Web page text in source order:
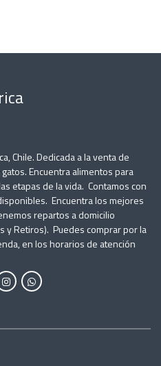
Chile. Dedicada a la venta de
Encuentra alimentos para
etapas de la vida. Contamos con
Encuentra los mejores
repartos a domicilio
y Retiros). Puedes comprar por la
en los horarios de atención